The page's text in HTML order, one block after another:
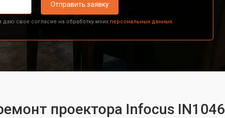
Отправить заявку
даю свое согласие на обработку моих персональных данных.
проектора Infocus IN1046